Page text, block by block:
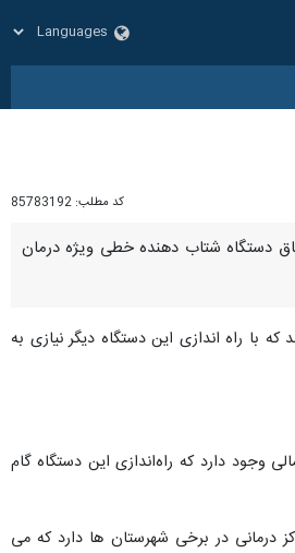
کد مطلب: 85783192
و جرگلان در مجلس شورای اسلامی گفت: ۲۰۰ میلیارد ریال برای تجهیز اتاق دستگاه شتاب دهنده خطی ویژه درمان
با راه اندازی این دستگاه دیگر نیازی به
یادآور شد: بیش از ۲ هزار بیمار سرطانی در خراسان شمالی وجود دارد که راه‌اندازی این دستگاه گام
در برخی شهرستان ها دارد که می